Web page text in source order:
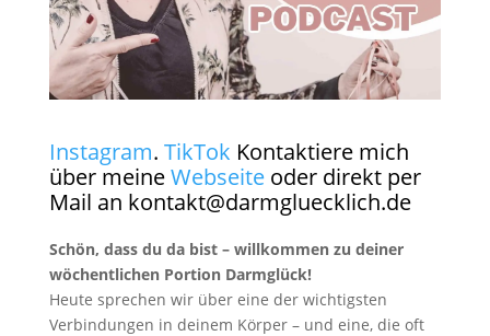
Instagram. TikTok Kontaktiere mich
über meineWebseite oder direkt per
Mail an kontakt@darmgluecklich.de
Schön, dass du da bist – willkommen zu deiner
wöchentlichen Portion Darmglück!
Heute sprechen wir über eine der wichtigsten
Verbindungen in deinem Körper – und eine, die oft